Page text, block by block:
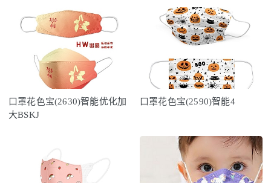
口罩花色宝(2630)智能优化加
大BSKJ
口罩花色宝(2590)智能4